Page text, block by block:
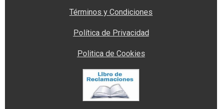
Términos y Condiciones
Política de Privacidad
Politica de Cookies